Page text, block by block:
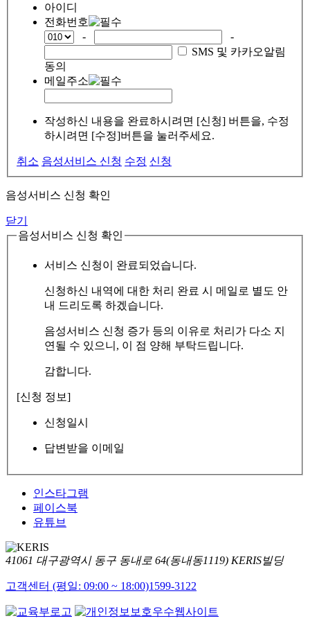
아이디
전화번호
-
-
SMS 및 카카오알림
동의
메일주소
작성하신 내용을 완료하시려면 [신청] 버튼을, 수정
하시려면 [수정]버튼을 눌러주세요.
취소 음성서비스 신청 수정 신청
음성서비스 신청 확인
닫기
음성서비스 신청 확인
서비스 신청이 완료되었습니다.
신청하신 내역에 대한 처리 완료 시 메일로 별도 안
내 드리도록 하겠습니다.
음성서비스 신청 증가 등의 이유로 처리가 다소 지
연될 수 있으니, 이 점 양해 부탁드립니다.
감합니다.
[신청 정보]
신청일시
답변받을 이메일
인스타그램
페이스북
유튜브
41061 대구광역시 동구 동내로 64(동내동1119) KERIS빌딩
고객센터 (평일: 09:00 ~ 18:00)1599-3122